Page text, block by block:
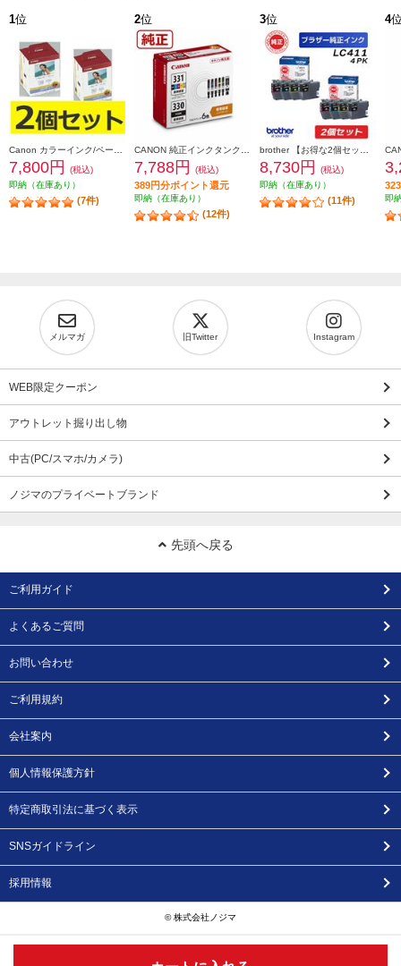
1位
7,800円
(税込)
即納（在庫あり）
(7件)
2位
7,788円 (税込)
389円分ポイント還元
即納（在庫あり）
(12件)
3位
8,730円
(税込)
即納（在庫あり）
(11件)
4
即
メルマガ 旧Twitter Instagram
WEB限定クーポン
アウトレット掘り出し物
中古(PC/スマホ/カメラ)
ノジマのプライベートブランド
先頭へ戻る
ご利用ガイド
よくあるご質問
お問い合わせ
ご利用規約
会社案内
個人情報保護方針
特定商取引法に基づく表示
SNSガイドライン
採用情報
© 株式会社ノジマ